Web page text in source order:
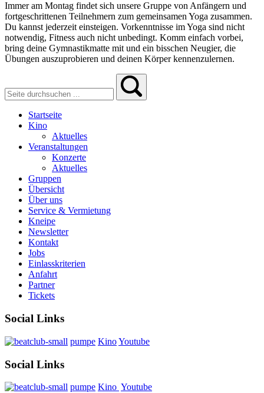
Immer am Montag findet sich unsere Gruppe von Anfängern und
fortgeschrittenen Teilnehmern zum gemeinsamen Yoga zusammen.
Du kannst jederzeit einsteigen. Vorkenntnisse im Yoga sind nicht
notwendig, Fitness auch nicht unbedingt. Komm einfach vorbei,
bring deine Gymnastikmatte mit und ein bisschen Neugier, die
Übungen auszuprobieren und deinen Körper kennenzulernen.
Startseite
Kino
Aktuelles
Veranstaltungen
Konzerte
Aktuelles
Gruppen
Übersicht
Über uns
Service & Vermietung
Kneipe
Newsletter
Kontakt
Jobs
Einlasskriterien
Anfahrt
Partner
Tickets
Social Links
pumpe KinoYoutube
Social Links
pumpe Kino Youtube